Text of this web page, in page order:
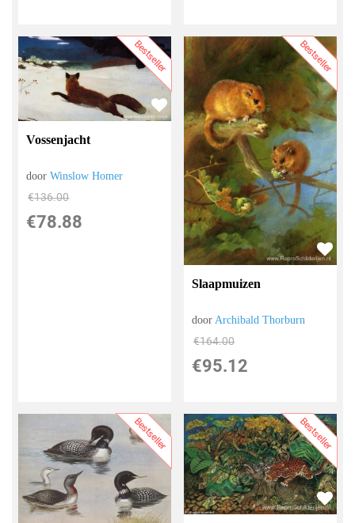
Bestseller
Vossenjacht
doorWinslow Homer
€136.00
€78.88
Bestseller
Slaapmuizen
doorArchibald Thorburn
€164.00
€95.12
Bestseller Bestseller